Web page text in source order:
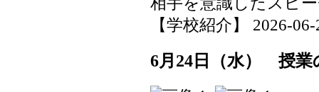
【学校紹介】 2026-
6月24日（水） 授業